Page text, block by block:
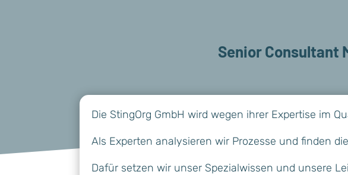
Senior Consultant
Die StingOrg GmbH wird wegen ihrer Expertise im
Als Experten analysieren wir Prozesse und finden
Dafür setzen wir unser Spezialwissen und unsere